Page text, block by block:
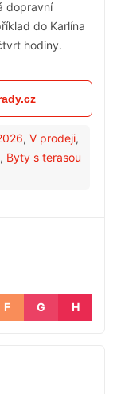
dopravní
do Karlína
hodiny.
, V prodeji,
, Byty s terasou
F G H